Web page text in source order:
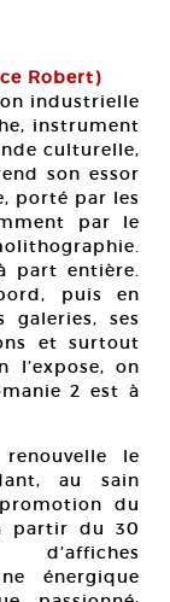
Robert)
industrielle
instrument
culturelle,
son essor
porté par les
par le
part entière.
puis en
galeries, ses
et surtout
l’expose, on
2 est à
le
au sain
du
partir du 30
énergique